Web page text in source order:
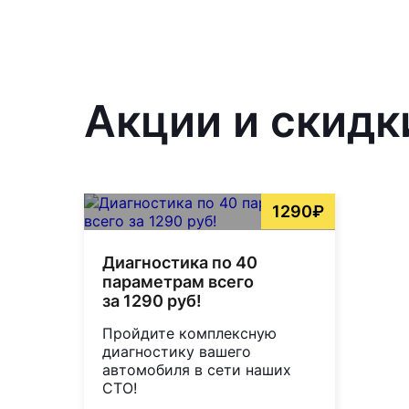
Акции и
1290₽
Диагностика по 40
параметрам всего
за 1290 руб!
Пройдите комплексную
диагностику вашего
автомобиля в сети наших
СТО!